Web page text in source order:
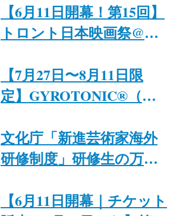
Tenugui Towels: Fireworks,
Fireflies, and Yōkai
催｜ジャパンファウンデ
ーション・トロント
【6月11日開幕！第15回】
トロント日本映画祭@カ
【7月27日〜8月11日限
定】GYROTONIC®︎（ジ
イベートセッション
文化庁「新進芸術家海外
研修制度」研修生の万里
8日にトロントで特別イ
【6月11日開幕｜チケット